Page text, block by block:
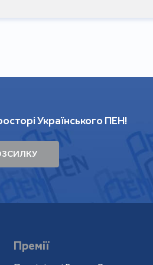
Українського ПЕН!
Премії